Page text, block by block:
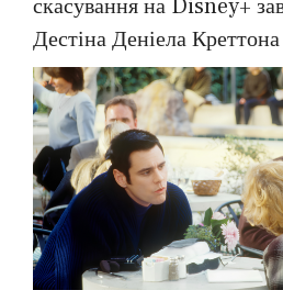
скасування на Disney+
Дестіна Деніела Креттона